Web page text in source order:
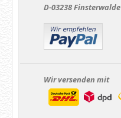
D-03238 Finsterwalde
Wir versenden mit